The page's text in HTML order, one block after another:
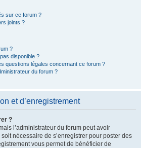
sur ce forum ?
joints ?
?
disponible ?
questions légales concernant ce forum ?
du forum ?
et d’enregistrement
?
l’administrateur du forum peut avoir
nécessaire de s’enregistrer pour poster des
vous permet de bénéficier de